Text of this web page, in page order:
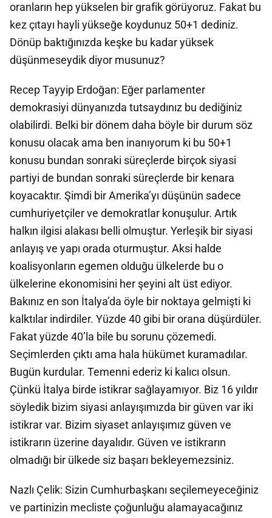
oranların hep yükselen bir grafik görüyoruz. Fakat bu
kez çıtayı hayli yükseğe koydunuz 50+1 dediniz.
Dönüp baktığınızda keşke bu kadar yüksek
düşünmeseydik diyor musunuz?
Recep Tayyip Erdoğan: Eğer parlamenter
demokrasiyi dünyanızda tutsaydınız bu dediğiniz
olabilirdi. Belki bir dönem daha böyle bir durum söz
konusu olacak ama ben inanıyorum ki bu 50+1
konusu bundan sonraki süreçlerde birçok siyasi
partiyi de bundan sonraki süreçlerde bir kenara
koyacaktır. Şimdi bir Amerika’yı düşünün sadece
cumhuriyetçiler ve demokratlar konuşulur. Artık
halkın ilgisi alakası belli olmuştur. Yerleşik bir siyasi
anlayış ve yapı orada oturmuştur. Aksi halde
koalisyonların egemen olduğu ülkelerde bu o
ülkelerine ekonomisini her şeyini alt üst ediyor.
Bakınız en son İtalya’da öyle bir noktaya gelmişti ki
kalktılar indirdiler. Yüzde 40 gibi bir orana düşürdüler.
Fakat yüzde 40’la bile bu sorunu çözemedi.
Seçimlerden çıktı ama hala hükümet kuramadılar.
Bugün kurdular. Temenni ederiz ki kalıcı olsun.
Çünkü İtalya birde istikrar sağlayamıyor. Biz 16 yıldır
söyledik bizim siyasi anlayışımızda bir güven var iki
istikrar var. Bizim siyaset anlayışımız güven ve
istikrarın üzerine dayalıdır. Güven ve istikrarın
olmadığı bir ülkede siz başarı bekleyemezsiniz.
Nazlı Çelik: Sizin Cumhurbaşkanı seçilemeyeceğiniz
ve partinizin mecliste çoğunluğu alamayacağınız